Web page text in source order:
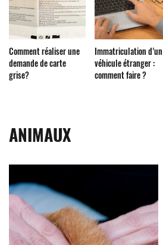
Comment réaliser une
demande de carte
grise?
Immatriculation d’un
véhicule étranger :
comment faire ?
ANIMAUX